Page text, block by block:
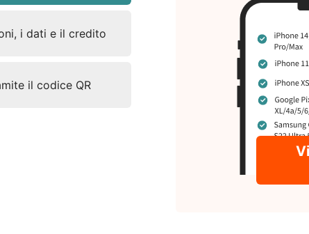
i dati e il credito
il codice QR